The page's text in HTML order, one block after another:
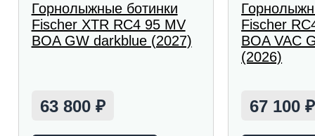
Горнолыжные ботинки
Fischer XTR RC4 95 MV
BOA GW darkblue (2027)
63 800 ₽
Fischer
BOA VAC
(2026)
67 100₽